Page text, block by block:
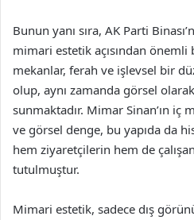
Bunun yanı sıra, AK Parti
mimari estetik açısından
mekanlar, ferah ve işlevsel bir
olup, aynı zamanda görsel
sunmaktadır. Mimar Sinan’ın iç
ve görsel denge, bu yapıda da
hem ziyaretçilerin hem de
tutulmuştur.
Mimari estetik, sadece dış